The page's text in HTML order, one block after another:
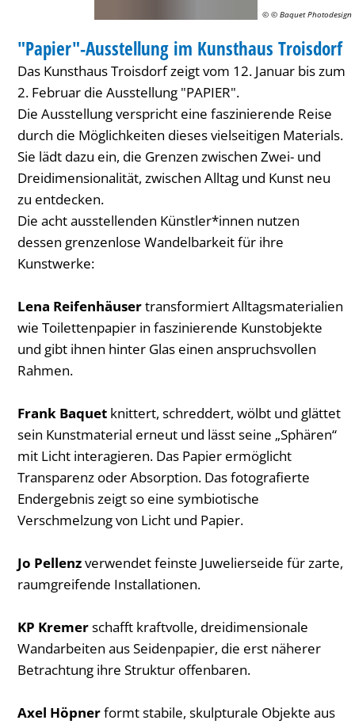
© © Baquet Photodesign
KATEGORIE: AUSSTELLUNG
"Papier"-Ausstellung im Kunsthaus Troisdorf
Das Kunsthaus Troisdorf zeigt vom 12. Januar bis zum
2. Februar die Ausstellung "PAPIER".
Die Ausstellung verspricht eine faszinierende Reise
durch die Möglichkeiten dieses vielseitigen Materials.
Sie lädt dazu ein, die Grenzen zwischen Zwei- und
Dreidimensionalität, zwischen Alltag und Kunst neu
zu entdecken.
Die acht ausstellenden Künstler*innen nutzen
dessen grenzenlose Wandelbarkeit für ihre
Kunstwerke:
Lena Reifenhäusertransformiert Alltagsmaterialien
wie Toilettenpapier in faszinierende Kunstobjekte
und gibt ihnen hinter Glas einen anspruchsvollen
Rahmen.
Frank Baquet knittert, schreddert, wölbt und glättet
sein Kunstmaterial erneut und lässt seine „Sphären“
mit Licht interagieren. Das Papier ermöglicht
Transparenz oder Absorption. Das fotografierte
Endergebnis zeigt so eine symbiotische
Verschmelzung von Licht und Papier.
Jo Pellenzverwendet feinste Juwelierseide für zarte,
raumgreifende Installationen.
KP Kremerschafft kraftvolle, dreidimensionale
Wandarbeiten aus Seidenpapier, die erst näherer
Betrachtung ihre Struktur offenbaren.
Axel Höpnerformt stabile, skulpturale Objekte aus